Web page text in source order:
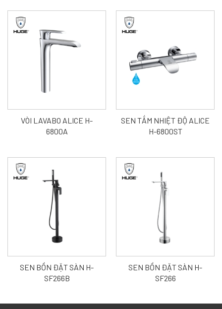
VÒI LAVABO ALICE H-
6800A
SEN TẮM NHIỆT ĐỘ ALICE
H-6800ST
SEN BỒN ĐẶT SÀN H-
SF266B
SEN BỒN ĐẶT SÀN H-
SF266